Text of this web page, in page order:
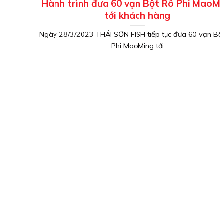
Hành trình đưa 60 vạn Bột Rô Phi
tới khách hàng
Ngày 28/3/2023 THÁI SƠN FISH tiếp tục đưa 60 vạn
Phi MaoMing tới